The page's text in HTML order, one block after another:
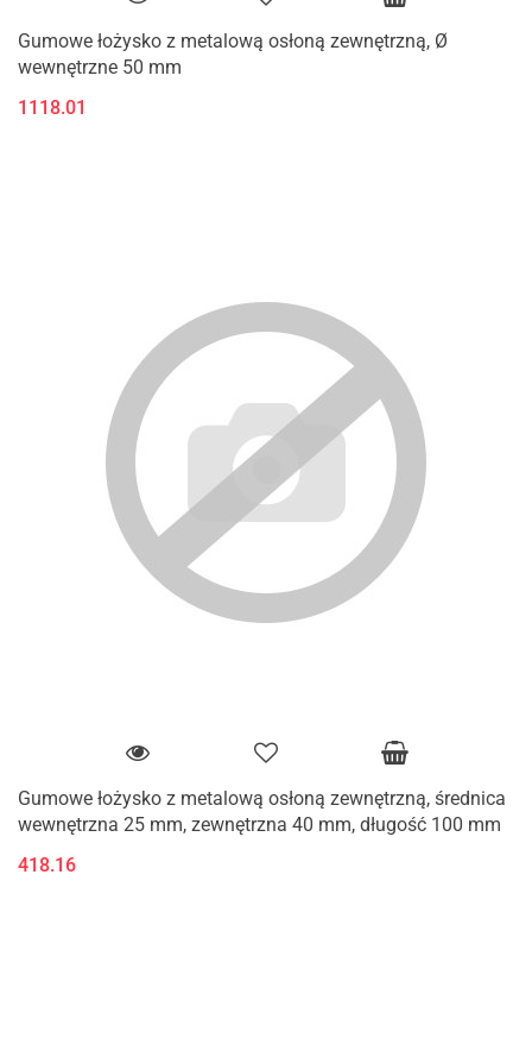
Gumowe łożysko z metalową osłoną zewnętrzną, Ø
wewnętrzne 50 mm
1118.01
Gumowe łożysko z metalową osłoną zewnętrzną, średnica
wewnętrzna 25 mm, zewnętrzna 40 mm, długość 100 mm
418.16